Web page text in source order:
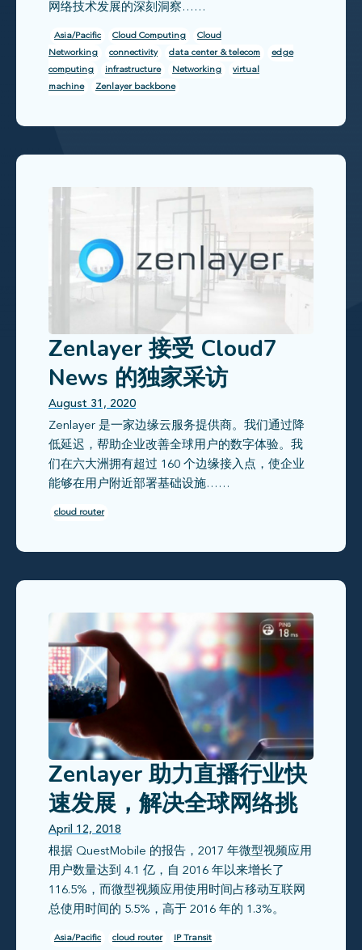
网络技术发展的深刻洞察……
Asia/Pacific Cloud Computing
Cloud
Networking
connectivity data center & telecom
edge
computing
infrastructure Networking
virtual
machine
Zenlayer backbone
Zenlayer 接受 Cloud7
News 的独家采访
August 31, 2020
Zenlayer 是一家边缘云服务提供商。我们通过降
低延迟，帮助企业改善全球用户的数字体验。我
们在六大洲拥有超过 160 个边缘接入点，使企业
能够在用户附近部署基础设施……
cloud router
Zenlayer 助力直播行业快
速发展，解决全球网络挑
战
April 12, 2018
根据 QuestMobile 的报告，2017 年微型视频应用
用户数量达到 4.1 亿，自 2016 年以来增长了
116.5%，而微型视频应用使用时间占移动互联网
总使用时间的 5.5%，高于 2016 年的 1.3%。
Asia/Pacific cloud router IP Transit